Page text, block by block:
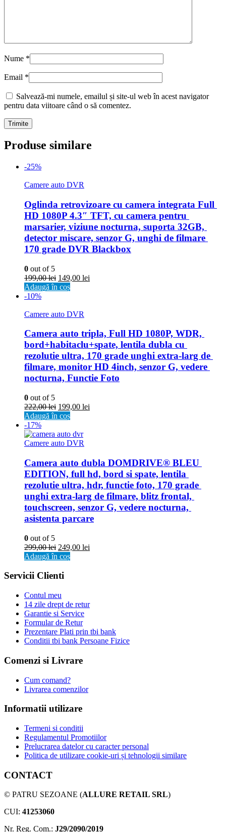
Nume *
Email *
Salvează-mi numele, emailul și site-ul web în acest navigator
pentru data viitoare când o să comentez.
Produse similare
-25%
Camere auto DVR
Oglinda retrovizoare cu camera integrata Full
HD 1080P 4.3″ TFT, cu camera pentru
marsarier, viziune nocturna, suporta 32GB,
detector miscare, senzor G, unghi de filmare
170 grade DVR Blackbox
0 out of 5
199,00lei 149,00 lei
Adaugă în coș
-10%
Camere auto DVR
Camera auto tripla, Full HD 1080P, WDR,
bord+habitaclu+spate, lentila dubla cu
rezolutie ultra, 170 grade unghi extra-larg de
filmare, monitor HD 4inch, senzor G, vedere
nocturna, Functie Foto
0 out of 5
222,00lei 199,00 lei
Adaugă în coș
-17%
Camere auto DVR
Camera auto dubla DOMDRIVE® BLEU
EDITION, full hd, bord si spate, lentila
rezolutie ultra, hdr, functie foto, 170 grade
unghi extra-larg de filmare, blitz frontal,
touchscreen, senzor G, vedere nocturna,
asistenta parcare
0 out of 5
299,00lei 249,00 lei
Adaugă în coș
Servicii Clienti
Contul meu
14 zile drept de retur
Garantie si Service
Formular de Retur
Prezentare Plati prin tbi bank
Conditii tbi bank Persoane Fizice
Comenzi si Livrare
Cum comand?
Livrarea comenzilor
Informatii utilizare
Termeni si conditii
Regulamentul Promotiilor
Prelucrarea datelor cu caracter personal
Politica de utilizare cookie-uri și tehnologii similare
CONTACT
© PATRU SEZOANE (ALLURE RETAIL SRL)
CUI: 41253060
Nr. Reg. Com.: J29/2090/2019